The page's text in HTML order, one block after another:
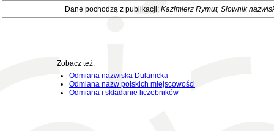
Dane pochodzą z publikacji: Kazimierz Rymut, Słownik
Zobacz też:
Odmiana nazwiska Dulanicka
Odmiana nazw polskich miejscowości
Odmiana i składanie liczebników